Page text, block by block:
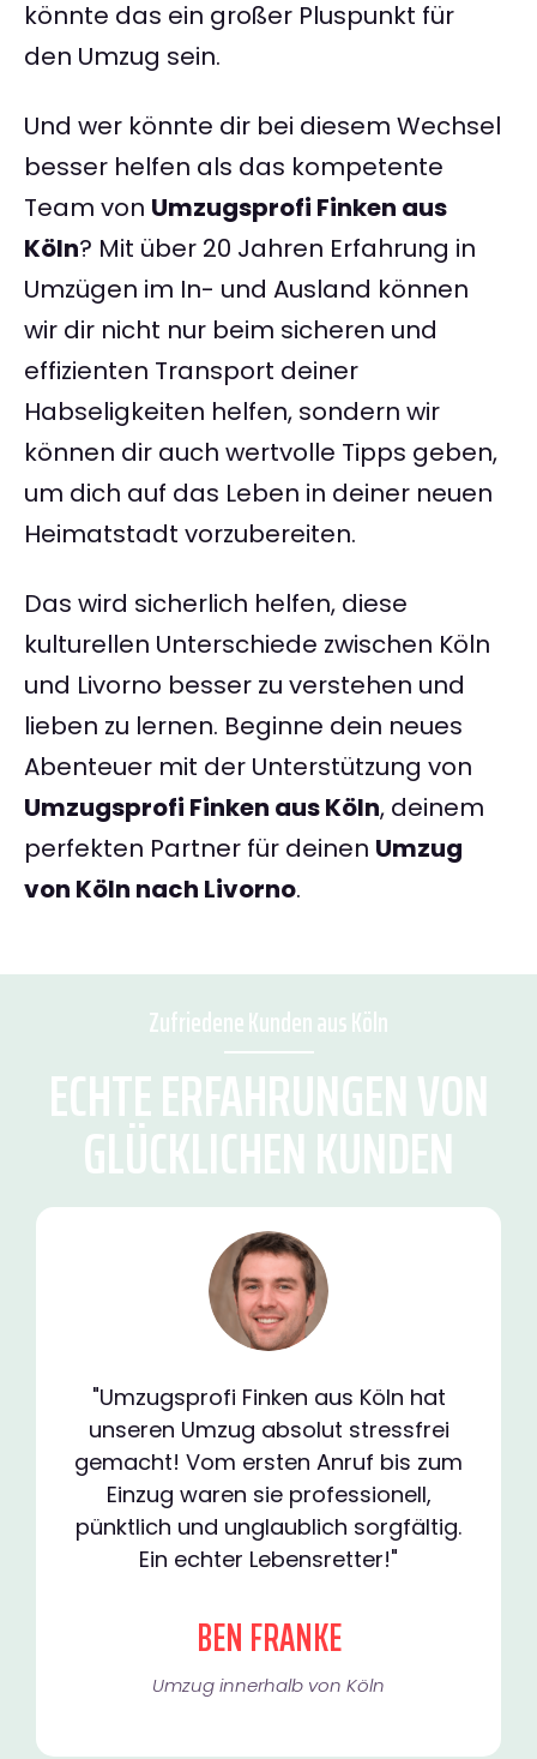
könnte das ein großer Pluspunkt für
den Umzug sein.
Und wer könnte dir bei diesem Wechsel
besser helfen als das kompetente
Team von Umzugsprofi Finken aus
Köln? Mit über 20 Jahren Erfahrung in
Umzügen im In- und Ausland können
wir dir nicht nur beim sicheren und
effizienten Transport deiner
Habseligkeiten helfen, sondern wir
können dir auch wertvolle Tipps geben,
um dich auf das Leben in deiner neuen
Heimatstadt vorzubereiten.
Das wird sicherlich helfen, diese
kulturellen Unterschiede zwischen Köln
und Livorno besser zu verstehen und
lieben zu lernen. Beginne dein neues
Abenteuer mit der Unterstützung von
Umzugsprofi Finken aus Köln, deinem
perfekten Partner für deinen Umzug
von Köln nach Livorno.
Zufriedene Kunden aus Köln
ECHTE ERFAHRUNGEN VON
GLÜCKLICHEN KUNDEN
"Umzugsprofi Finken aus Köln hat
unseren Umzug absolut stressfrei
gemacht! Vom ersten Anruf bis zum
Einzug waren sie professionell,
pünktlich und unglaublich sorgfältig.
Ein echter Lebensretter!"
BEN FRANKE
Umzug innerhalb von Köln​